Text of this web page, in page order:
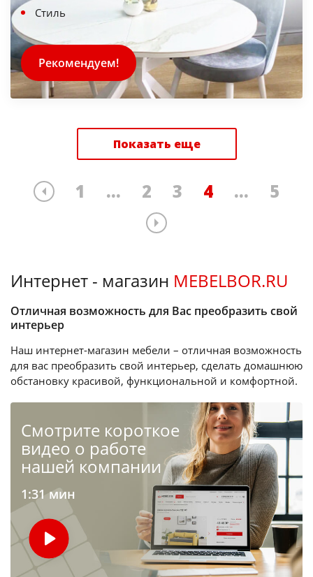
Стиль
Рекомендуем!
Показать еще
1 ... 2 3 4 ... 5
Интернет - магазин MEBELBOR.RU
Отличная возможность для Вас преобразить свой
интерьер
Наш интернет-магазин мебели – отличная возможность
для вас преобразить свой интерьер, сделать домашнюю
обстановку красивой, функциональной и комфортной.
Cмотрите короткое
видео о работе
нашей компании
1:31 мин